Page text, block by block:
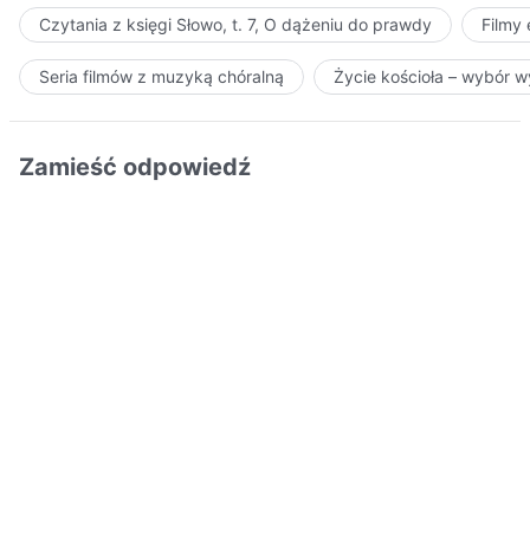
Czytania z księgi Słowo, t. 7, O dążeniu do prawdy Filmy
Seria filmów z muzyką chóralną Życie kościoła – wybór
Zamieść odpowiedź